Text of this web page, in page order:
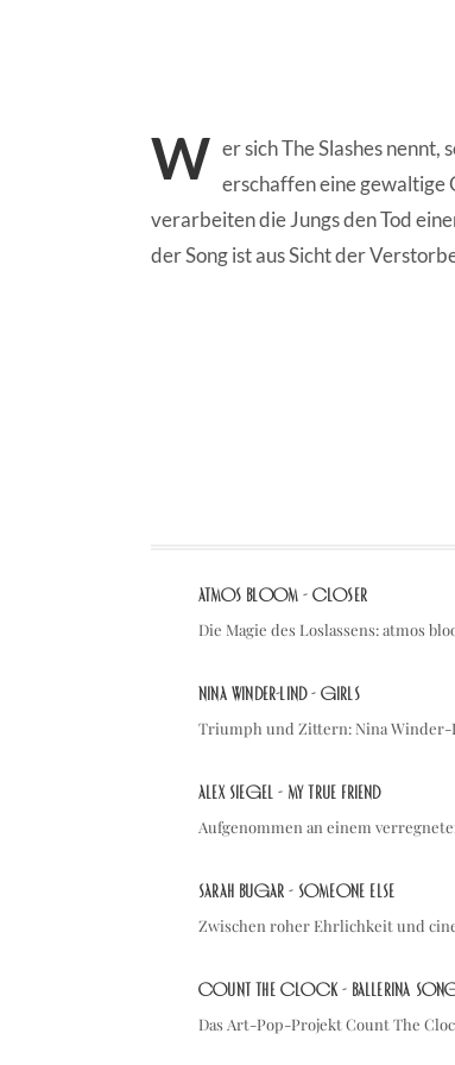
W er sich The Slashes nennt,
erschaffen eine gewaltige
verarbeiten die Jungs den Tod
der Song ist aus Sicht der
atmos bloom - Closer
Die Magie des Loslassens: atmos
Nina Winder-Lind - Girls
Triumph und Zittern: Nina
Alex Siegel - My True Friend
Aufgenommen an einem
Sarah Bugar - Someone Else
Zwischen roher Ehrlichkeit und
Count The Clock - Ballerina
Das Art-Pop-Projekt Count The